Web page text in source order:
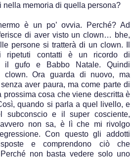
nella memoria di quella persona?
è un po’ ovvia. Perché? Ad
di aver visto un clown… bhe,
persone si tratterà di un clown. Il
ripetuti contatti è un ricordo di
il gufo e Babbo Natale. Quindi
clown. Ora guarda di nuovo, ma
aver paura, ma come parte di
prossima cosa che viene descritta è
quando si parla a quel livello, e
subconscio e il super cosciente,
non sa, è lì che mi rivolgo
Con questo gli addotti
e comprendono ciò che
Perché non basta vedere solo uno